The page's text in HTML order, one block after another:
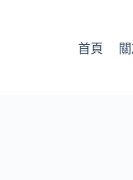
首頁